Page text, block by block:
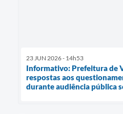
23 JUN 2026 - 14h53
Informativo: Prefeitura de
respostas aos
durante audiência pública